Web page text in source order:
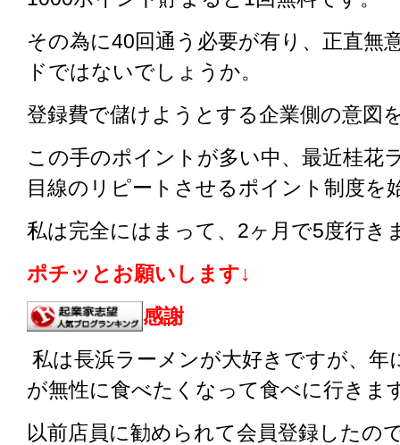
その為に40回通う必要が有り、正直無
ドではないでしょうか。
登録費で儲けようとする企業側の意図
この手のポイントが多い中、最近桂花
目線のリピートさせるポイント制度を
私は完全にはまって、2ヶ月で5度行き
ポチッとお願いします↓
感謝
私は長浜ラーメンが大好きですが、年
が無性に食べたくなって食べに行きま
以前店員に勧められて会員登録したの